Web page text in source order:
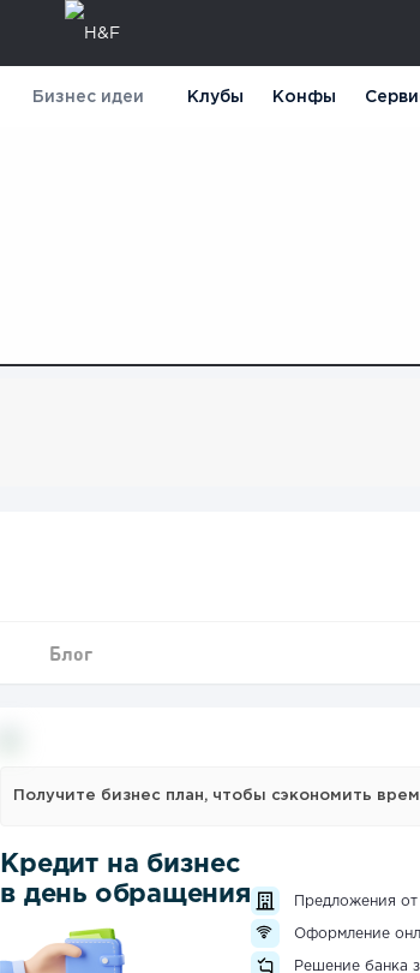
Бизнес идеи Клубы Конфы
Блог
Получите бизнес план, чтобы сэкономить
Кредит на бизнес
в день обращения
Предложения
Оформление
Решение банка